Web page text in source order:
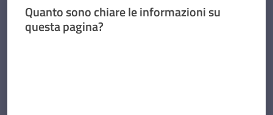
Quanto sono chiare le informazioni su
questa pagina?